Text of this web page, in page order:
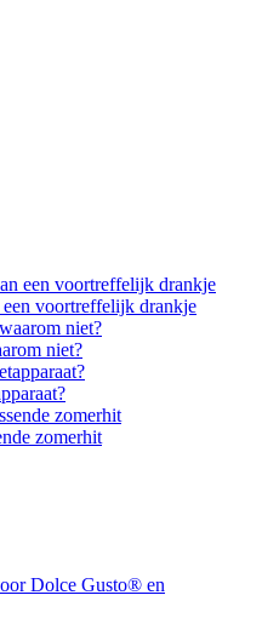
voortreffelijk drankje
niet?
zomerhit
Dolce Gusto® en